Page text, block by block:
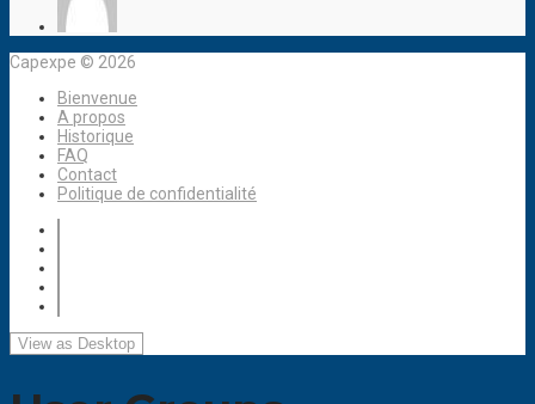
Capexpe © 2026
Bienvenue
A propos
Historique
FAQ
Contact
Politique de confidentialité